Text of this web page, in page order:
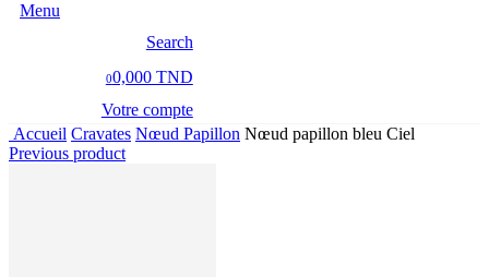
Menu
Search
00,000 TND
Votre compte
Accueil Cravates Nœud Papillon Nœud papillon bleu Ciel
Previous product